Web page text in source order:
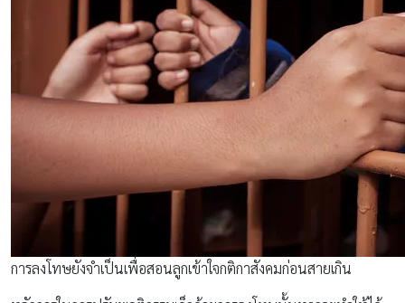
การลงโทษยังจำเป็นเพื่อสอนลูกเข้าใจกติกาสังคมก่อนสายเกิน